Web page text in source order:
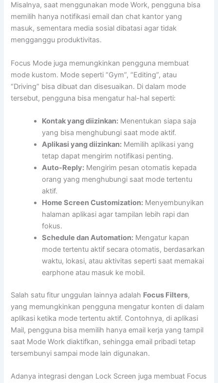
Misalnya, saat menggunakan mode Work, pengguna bisa
memilih hanya notifikasi email dan chat kantor yang
masuk, sementara media sosial dibatasi agar tidak
mengganggu produktivitas.
Focus Mode juga memungkinkan pengguna membuat
mode kustom. Mode seperti “Gym”, “Editing”, atau
“Driving” bisa dibuat dan disesuaikan. Di dalam mode
tersebut, pengguna bisa mengatur hal-hal seperti:
Kontak yang diizinkan: Menentukan siapa saja
yang bisa menghubungi saat mode aktif.
Aplikasi yang diizinkan: Memilih aplikasi yang
tetap dapat mengirim notifikasi penting.
Auto-Reply: Mengirim pesan otomatis kepada
orang yang menghubungi saat mode tertentu
aktif.
Home Screen Customization: Menyembunyikan
halaman aplikasi agar tampilan lebih rapi dan
fokus.
Schedule dan Automation: Mengatur kapan
mode tertentu aktif secara otomatis, berdasarkan
waktu, lokasi, atau aktivitas seperti saat memakai
earphone atau masuk ke mobil.
Salah satu fitur unggulan lainnya adalah Focus Filters,
yang memungkinkan pengguna mengatur konten di dalam
aplikasi ketika mode tertentu aktif. Contohnya, di aplikasi
Mail, pengguna bisa memilih hanya email kerja yang tampil
saat Mode Work diaktifkan, sehingga email pribadi tetap
tersembunyi sampai mode lain digunakan.
Adanya integrasi dengan Lock Screen juga membuat Focus